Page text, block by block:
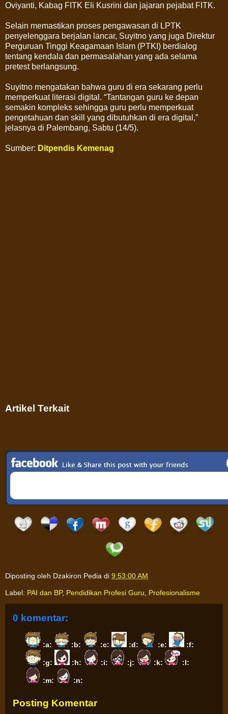
Oviyanti, Kabag FITK Eli Kusrini dan jajaran pejabat FITK.
Selain memastikan proses pengawasan di LPTK
penyelenggara berjalan lancar, Suyitno yang juga Direktur
Perguruan Tinggi Keagamaan Islam (PTKI) berdialog
tentang kendala dan permasalahan yang ada selama
pretest berlangsung.
Suyitno mengatakan bahwa guru di era sekarang perlu
memperkuat literasi digital. “Tantangan guru ke depan
semakin kompleks sehingga guru perlu memperkuat
pengetahuan dan skill yang dibutuhkan di era digital,”
jelasnya di Palembang, Sabtu (14/5).
Sumber: Ditpendis Kemenag
Artikel Terkait
Diposting oleh Dzakiron Pedia di 9:53:00 AM
Label: PAI dan BP, Pendidikan Profesi Guru Profesionalisme
0 komentar:
:a: :b: :c: :d: :e: :f:
:g: :h: :i: :j: :k: :l:
:m: :n:
Posting Komentar